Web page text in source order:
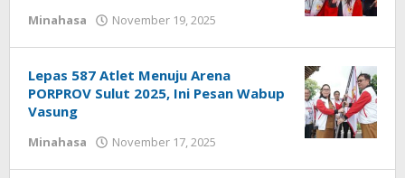
Minahasa November 19, 2025
Lepas 587 Atlet Menuju Arena
PORPROV Sulut 2025, Ini Pesan Wabup
Vasung
Minahasa November 17, 2025